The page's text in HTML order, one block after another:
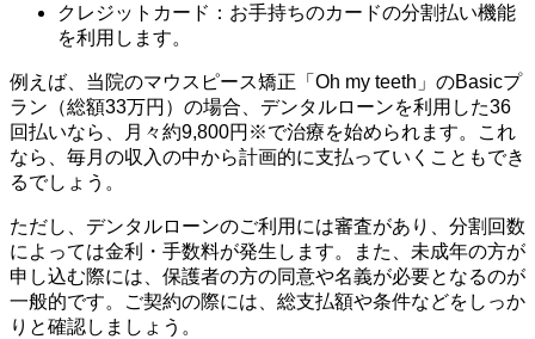
クレジットカード：お手持ちのカードの分割払い機能
を利用します。
例えば、当院のマウスピース矯正「Oh my teeth」のBasicプ
ラン（総額33万円）の場合、デンタルローンを利用した36
回払いなら、月々約9,800円※で治療を始められます。これ
なら、毎月の収入の中から計画的に支払っていくこともでき
るでしょう。
ただし、デンタルローンのご利用には審査があり、分割回数
によっては金利・手数料が発生します。また、未成年の方が
申し込む際には、保護者の方の同意や名義が必要となるのが
一般的です。ご契約の際には、総支払額や条件などをしっか
りと確認しましょう。